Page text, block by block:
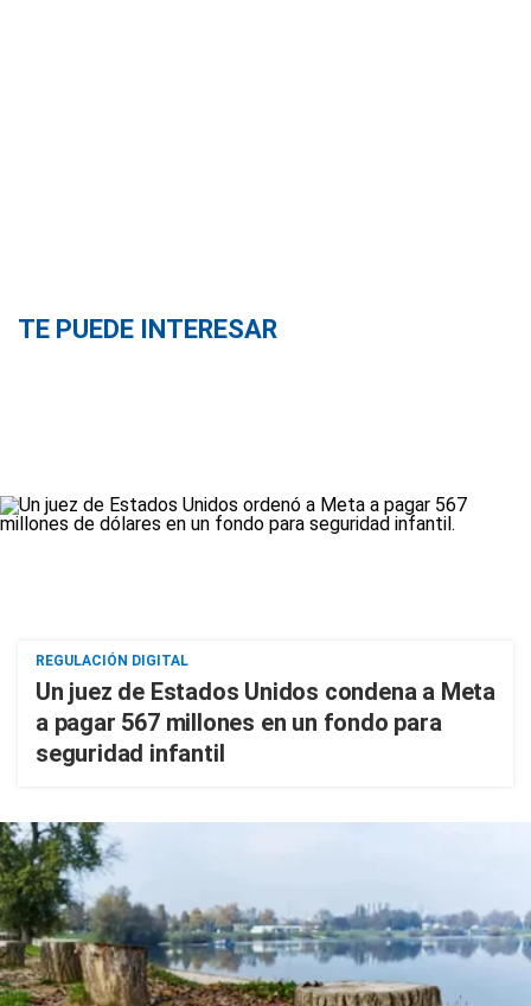
TE PUEDE INTERESAR
REGULACIÓN DIGITAL
Un juez de Estados Unidos condena a Meta
a pagar 567 millones en un fondo para
seguridad infantil